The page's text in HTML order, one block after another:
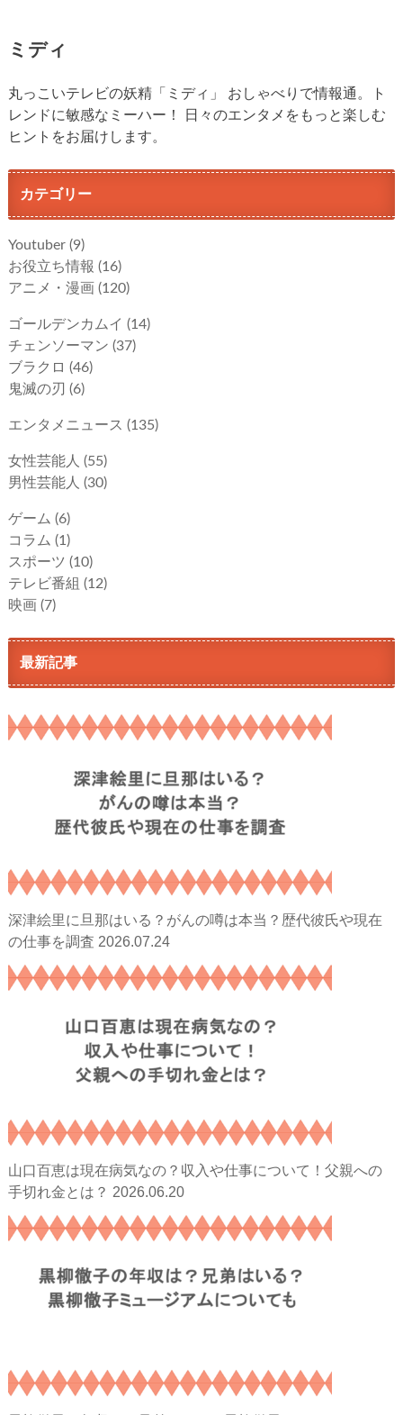
ミディ
丸っこいテレビの妖精「ミディ」 おしゃべりで情報通。ト
レンドに敏感なミーハー！ 日々のエンタメをもっと楽しむ
ヒントをお届けします。
カテゴリー
Youtuber (9)
お役立ち情報 (16)
アニメ・漫画 (120)
ゴールデンカムイ (14)
チェンソーマン (37)
ブラクロ (46)
鬼滅の刃 (6)
エンタメニュース (135)
女性芸能人 (55)
男性芸能人 (30)
ゲーム (6)
コラム (1)
スポーツ (10)
テレビ番組 (12)
映画 (7)
最新記事
深津絵里に旦那はいる？がんの噂は本当？歴代彼氏や現在
の仕事を調査 2026.07.24
山口百恵は現在病気なの？収入や仕事について！父親への
手切れ金とは？ 2026.06.20